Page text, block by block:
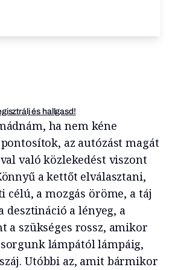
és hallgasd!
ha nem kéne
az autózást magát
való közlekedést viszont
a kettőt elválasztani,
célú, a mozgás öröme, a táj
desztináció a lényeg, a
a szükséges rossz, amikor
lámpától lámpáig,
Utóbbi az, amit bármikor